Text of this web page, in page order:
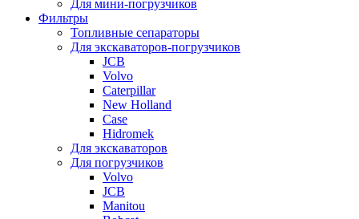
Для мини-погрузчиков
Фильтры
Топливные сепараторы
Для экскаваторов-погрузчиков
JCB
Volvo
Caterpillar
New Holland
Case
Hidromek
Для экскаваторов
Для погрузчиков
Volvo
JCB
Manitou